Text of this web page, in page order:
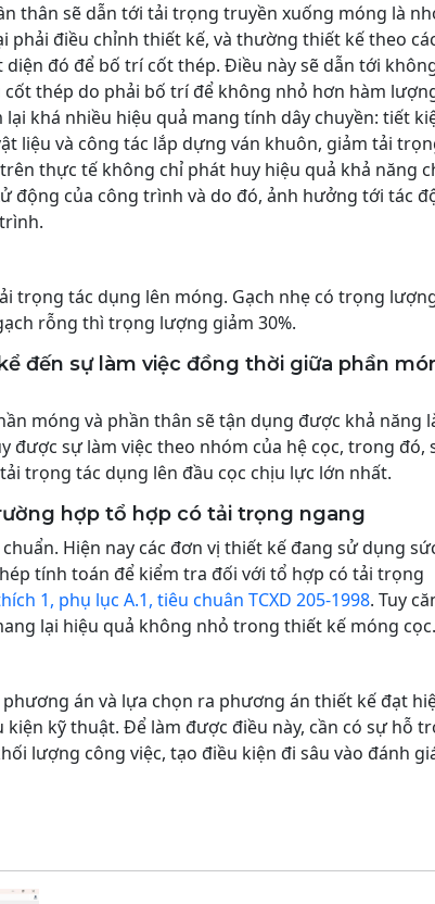
thân sẽ dẫn tới tải trọng truyền xuống móng là
phải điều chỉnh thiết kế, và thường thiết kế theo
đó để bố trí cốt thép. Điều này sẽ dẫn tới
thép do phải bố trí để không nhỏ hơn hàm
khá nhiều hiệu quả mang tính dây chuyền: tiết
liệu và công tác lắp dựng ván khuôn, giảm tải
thực tế không chỉ phát huy hiệu quả khả năng
động của công trình và do đó, ảnh hưởng tới tác
trọng tác dụng lên móng. Gạch nhẹ có trọng
rỗng thì trọng lượng giảm 30%.
đến sự làm việc đồng thời giữa phần
móng và phần thân sẽ tận dụng được khả năng
được sự làm việc theo nhóm của hệ cọc, trong đó,
trọng tác dụng lên đầu cọc chịu lực lớn nhất.
hợp tổ hợp có tải trọng ngang
Hiện nay các đơn vị thiết kế đang sử dụng
tính toán để kiểm tra đối với tổ hợp có tải trọng
1, phụ lục A.1, tiêu chuân TCXD 205-1998. Tuy
lại hiệu quả không nhỏ trong thiết kế móng cọc.
án và lựa chọn ra phương án thiết kế đạt
kỹ thuật. Để làm được điều này, cần có sự hỗ
lượng công việc, tạo điều kiện đi sâu vào đánh